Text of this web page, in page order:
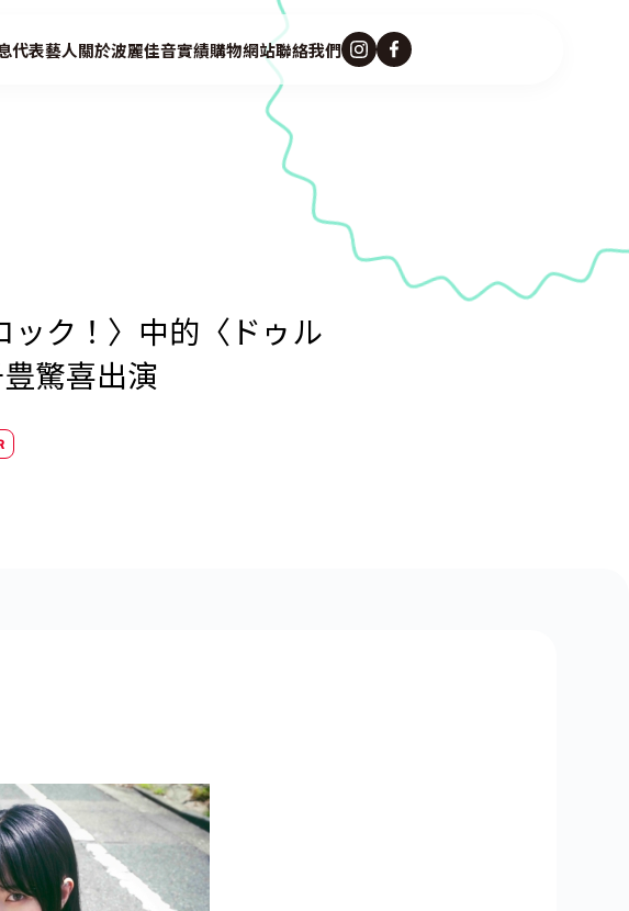
代表藝人關於波麗佳音實績購物網站聯絡我們
ック！〉中的〈ドゥル
驚喜出演